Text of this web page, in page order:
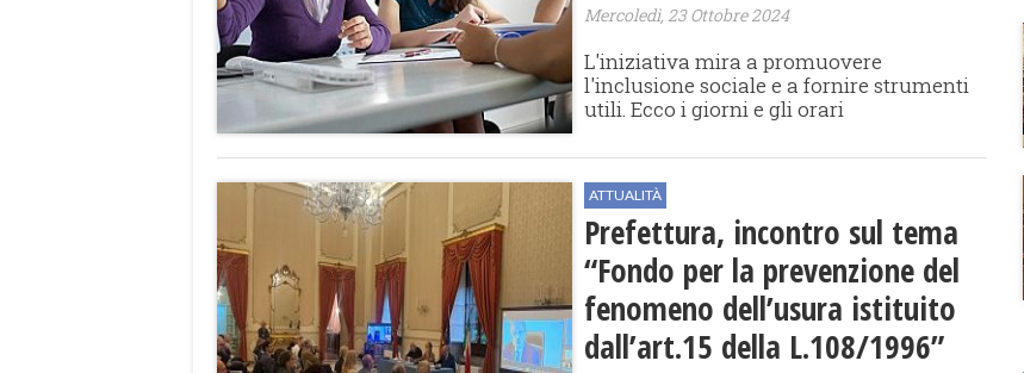
Mercoledì, 23 Ottobre 2024
L'iniziativa mira a promuovere
l'inclusione sociale e a fornire strumenti
utili. Ecco i giorni e gli orari
ATTUALITÀ
Prefettura, incontro sul tema
“Fondo per la prevenzione del
fenomeno dell’usura istituito
dall’art.15 della L.108/1996”